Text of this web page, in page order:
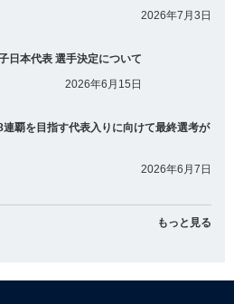
2026年7月3日
日本代表 選手決定について
2026年6月15日
連覇を目指す代表入りに向けて最終選考が
2026年6月7日
もっと見る